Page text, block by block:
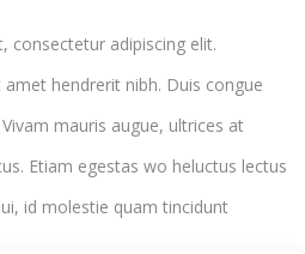
consectetur adipiscing elit.
hendrerit nibh. Duis congue
mauris augue, ultrices at
Etiam egestas wo heluctus lectus
id molestie quam tincidunt